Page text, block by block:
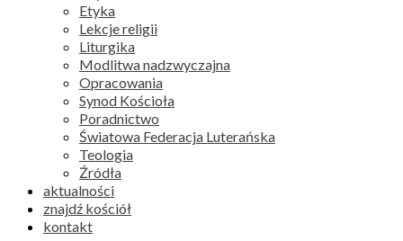
Etyka
Lekcje religii
Liturgika
Modlitwa nadzwyczajna
Opracowania
Synod Kościoła
Poradnictwo
Światowa Federacja Luterańska
Teologia
Źródła
aktualności
znajdź kościół
kontakt